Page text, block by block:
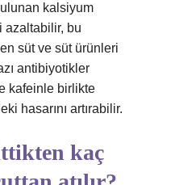
kalsiyum
azaltabilir, bu
süt ve süt ürünleri
antibiyotikler
kafeinle birlikte
hasarını artırabilir.
kaç